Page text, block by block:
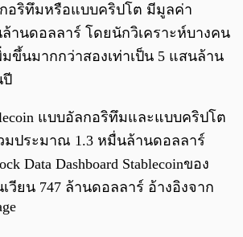
กอริทึมหรือแบบคริปโต มีมูลค่า
านดอลลาร์ โดยนักวิเคราะห์บางคน
ขึ้นมากกว่าสองเท่าเป็น 5 แสนล้าน
แบบอัลกอริทึมและแบบคริปโต
ประมาณ 1.3 หมื่นล้านดอลลาร์
Data Dashboard Stablecoinของ
วียน 747 ล้านดอลลาร์ อ้างอิงจาก